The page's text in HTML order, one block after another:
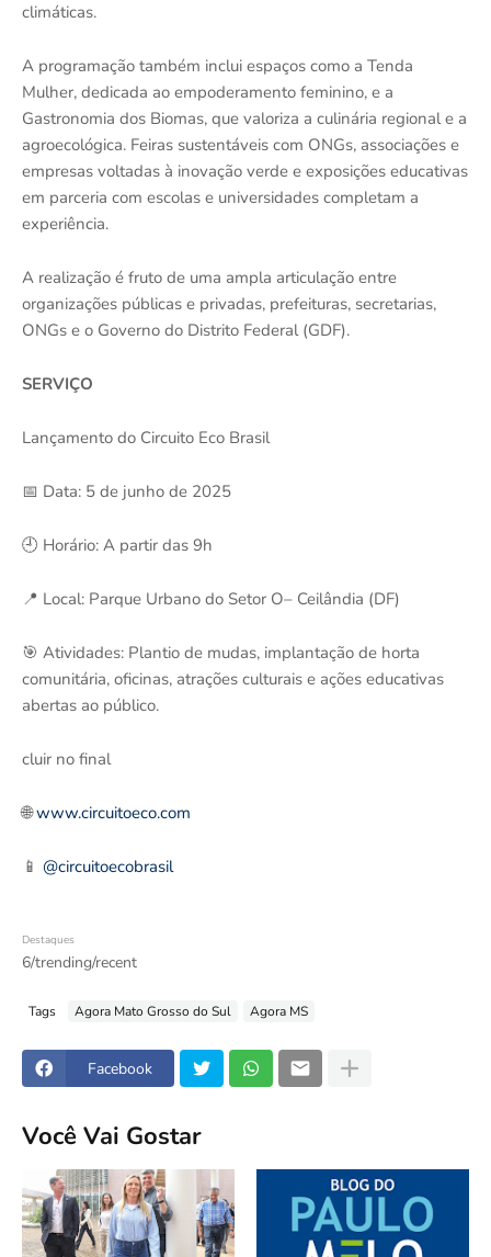
climáticas.
A programação também inclui espaços como a Tenda
Mulher, dedicada ao empoderamento feminino, e a
Gastronomia dos Biomas, que valoriza a culinária regional e a
agroecológica. Feiras sustentáveis com ONGs, associações e
empresas voltadas à inovação verde e exposições educativas
em parceria com escolas e universidades completam a
experiência.
A realização é fruto de uma ampla articulação entre
organizações públicas e privadas, prefeituras, secretarias,
ONGs e o Governo do Distrito Federal (GDF).
SERVIÇO
Lançamento do Circuito Eco Brasil
📅 Data: 5 de junho de 2025
🕘 Horário: A partir das 9h
📍 Local: Parque Urbano do Setor O– Ceilândia (DF)
🎯 Atividades: Plantio de mudas, implantação de horta
comunitária, oficinas, atrações culturais e ações educativas
abertas ao público.
cluir no final
🌐www.circuitoeco.com
📱 @circuitoecobrasil
Destaques
6/trending/recent
Tags Agora Mato Grosso do Sul Agora MS
Facebook
Você Vai Gostar